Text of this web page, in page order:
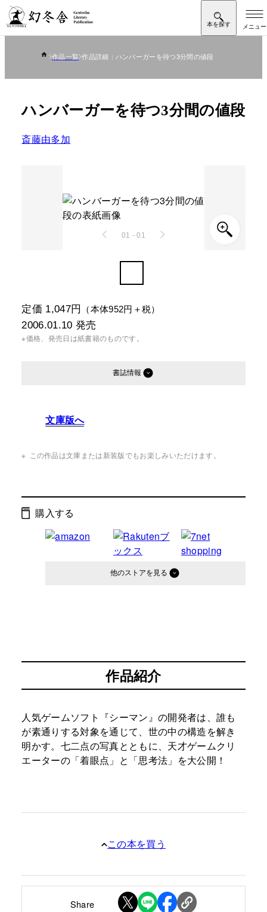
作品一覧 作品詳細：ハンバーガーを待つ3分間の値段
ハンバーガーを待つ3分間の値段
斎藤由多加
01 - 01
定価 1,047円 （本体952円＋税）
2006.01.10 発売
※価格、発売日は紙書籍のものです。
書誌情報
ISBN： 9784344008601
文庫版へ
この作品は文庫または新装版でもお楽しみいただけます。
購入する
他のストア
作品紹介
人気ゲームソフト『シーマン』の開発者は、誰も
が素通りする対象を通じて、世の中の構造を解き
明かす。七二点の写真とともに、天才ゲームクリ
エーターの「着眼点」と「思考法」を大公開！
この本を買う
Share